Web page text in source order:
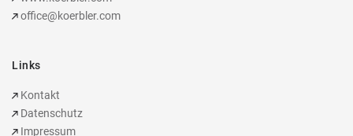
office@koerbler.com
Links
Kontakt
Datenschutz
Impressum